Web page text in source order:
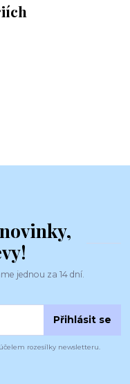
jednou za 14 dní.
Přihlásit se
rozesílky newsletteru.